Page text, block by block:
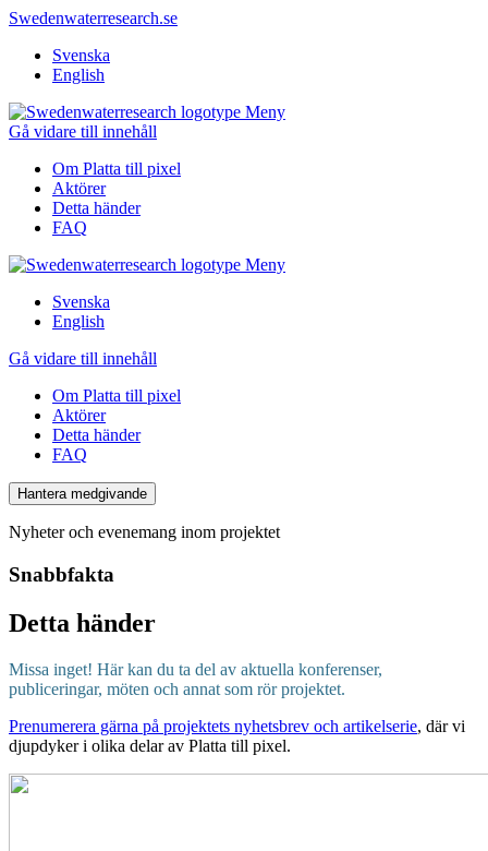
Swedenwaterresearch.se
Svenska
English
Meny
Gå vidare till innehåll
Om Platta till pixel
Aktörer
Detta händer
FAQ
Meny
Svenska
English
Gå vidare till innehåll
Om Platta till pixel
Aktörer
Detta händer
FAQ
Hantera medgivande
Nyheter och evenemang inom projektet
Snabbfakta
Detta händer
Missa inget! Här kan du ta del av aktuella konferenser,
publiceringar, möten och annat som rör projektet.
Prenumerera gärna på projektets nyhetsbrev och artikelserie, där vi
djupdyker i olika delar av Platta till pixel.